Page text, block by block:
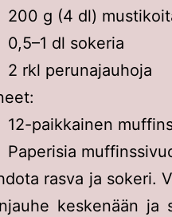
200 g (4 dl)
0,5–1 dl sokeria
2 rkl perunajauhoja
12-paikkainen
Paperisia
rasva ja sokeri.
keskenään ja